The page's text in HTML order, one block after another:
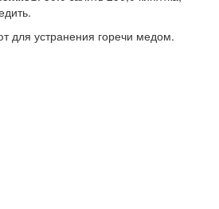
для устранения горечи медом.